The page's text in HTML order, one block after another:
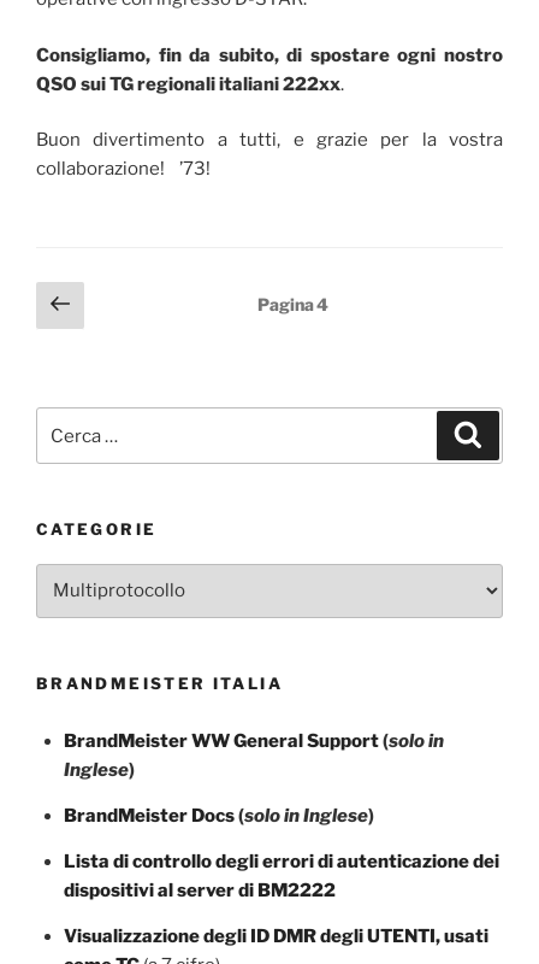
Consigliamo, fin da subito, di spostare ogni nostro
QSO sui TG regionali italiani 222xx.
Buon divertimento a tutti, e grazie per la vostra
collaborazione! ’73!
Paginazione
degli
Pagina
precedente
Pagina4
CATEGORIE
BRANDMEISTER ITALIA
BrandMeister WW General Support(solo in
Inglese)
BrandMeister Docs(solo in Inglese)
Lista di controllo degli errori di autenticazione dei
dispositivi al server di BM2222
Visualizzazione degli ID DMR degli UTENTI, usati